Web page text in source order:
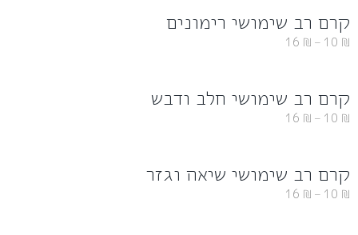
קרם רב שימושי רימונים
10 ₪
–
16 ₪
קרם רב שימושי חלב ודבש
10 ₪
–
16 ₪
קרם רב שימושי שיאה וגזר
10 ₪
–
16 ₪